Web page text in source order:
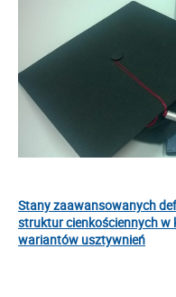
Stany zaawansowanych
struktur cienkościennych
wariantów usztywnień